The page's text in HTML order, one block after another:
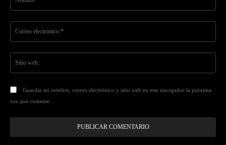
Guardar mi nombre, correo electrónico y sitio web en este navegador la próxima
vez que comente.